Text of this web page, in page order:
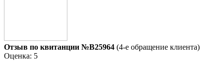
Отзыв по квитанции №B25964 (4-е обращение клиента)
Оценка: 5